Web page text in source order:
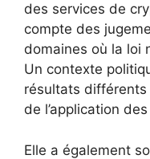
des services de
compte des
domaines où la loi
Un contexte
résultats
de l’application
Elle a également